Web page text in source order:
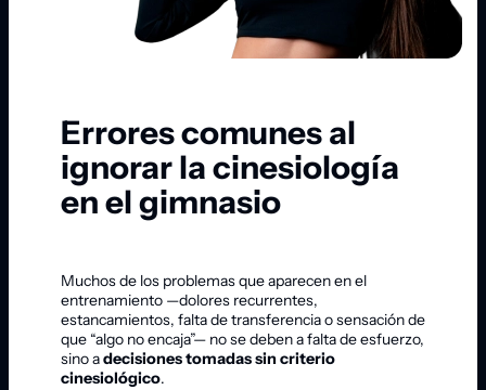
Errores comunes al
ignorar la cinesiología
en el gimnasio
Muchos de los problemas que aparecen en el
entrenamiento —dolores recurrentes,
estancamientos, falta de transferencia o sensación de
que “algo no encaja”— no se deben a falta de esfuerzo,
sino adecisiones tomadas sin criterio
cinesiológico.